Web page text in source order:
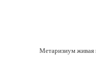
Метаризиум живая